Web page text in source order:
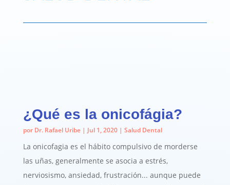
¿Qué es la onicofágia?
por Dr. Rafael Uribe|Jul 1, 2020| Salud Dental
La onicofagia es el hábito compulsivo de morderse
las uñas, generalmente se asocia a estrés,
nerviosismo, ansiedad, frustración... aunque puede